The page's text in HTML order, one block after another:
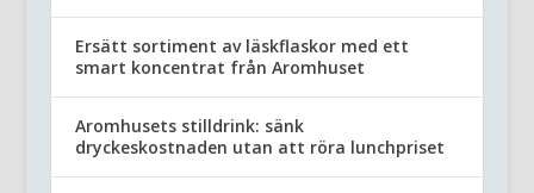
Ersätt sortiment av läskflaskor med ett
smart koncentrat från Aromhuset
Aromhusets stilldrink: sänk
dryckeskostnaden utan att röra lunchpriset